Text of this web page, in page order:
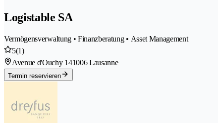
Logistable SA
Vermögensverwaltung • Finanzberatung • Asset Management
5(1)
Avenue d'Ouchy 141006 Lausanne
Termin reservieren